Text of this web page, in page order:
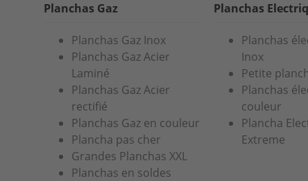
Planchas Gaz
Planchas Gaz Inox
Planchas Gaz Acier
Laminé
Planchas Gaz Acier
rectifié
Planchas Gaz en couleur
Plancha pas cher
Grandes Planchas XXL
Planchas en soldes
Planchas
Planchas
Inox
Petite
Planchas
couleur
Plancha
Extreme